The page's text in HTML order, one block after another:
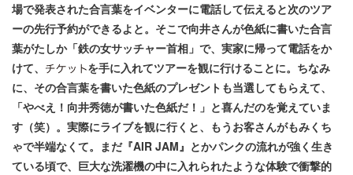
場で発表された合言葉をイベンターに電話して伝えると次のツア
ーの先行予約ができるよと。そこで向井さんが色紙に書いた合言
葉がたしか「鉄の女サッチャー首相」で、実家に帰って電話をか
けて、
を手に入れてツアーを観に行けることに。ちなみ
に、その合言葉を書いた色紙のプレゼントも当選してもらえて、
「やべえ！向井秀徳が書いた色紙だ！」と喜んだのを覚えていま
す（笑）。実際にライブを観に行くと、もうお客さんがもみくち
ゃで半端なくて。まだ『AIR JAM』とかパンクの流れが強く生き
ている頃で、巨大な洗濯機の中に入れられたような体験で衝撃的